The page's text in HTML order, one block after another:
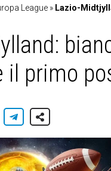
League » Lazio-
il primo